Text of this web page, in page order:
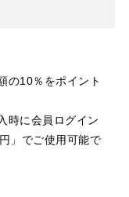
の10％をポイント
時に会員ログイン
」でご使用可能で